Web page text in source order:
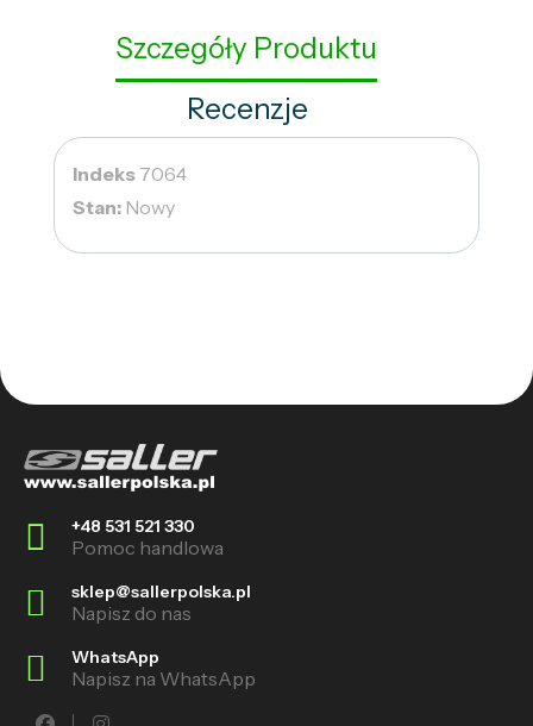
Szczegóły Produktu
Recenzje
Indeks 7064
Stan: Nowy
+48 531 521 330
Pomoc handlowa
sklep@sallerpolska.pl
Napisz do nas
WhatsApp
Napisz na WhatsApp